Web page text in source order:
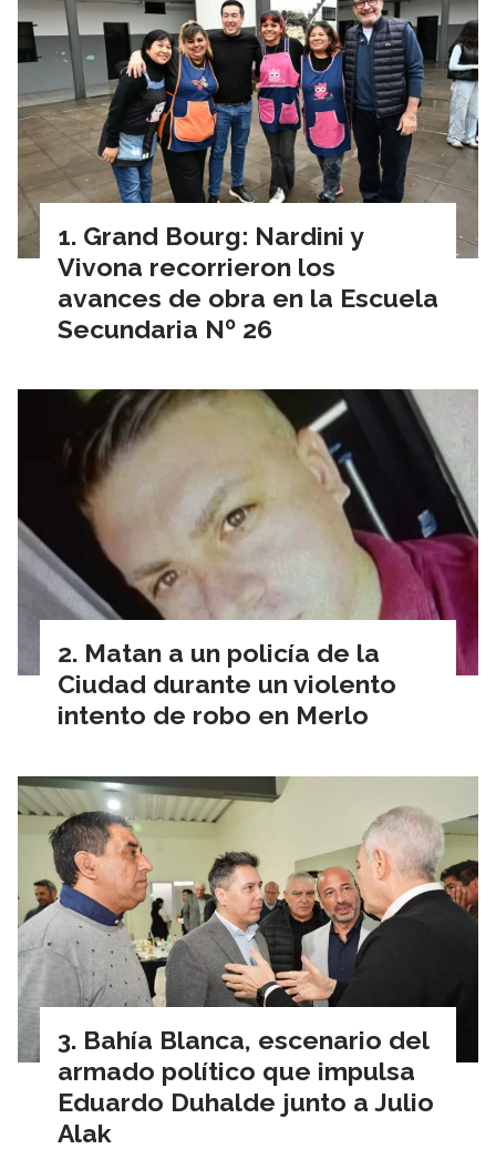
Grand Bourg: Nardini y
Vivona recorrieron los
avances de obra en la Escuela
Secundaria Nº 26
Matan a un policía de la
Ciudad durante un violento
intento de robo en Merlo
Bahía Blanca, escenario del
armado político que impulsa
Eduardo Duhalde junto a Julio
Alak